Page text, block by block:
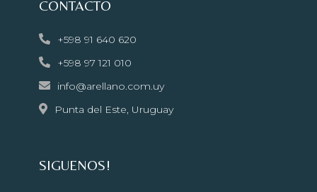
CONTACTO
+598 91 640 620
+598 97 121 010
info@arellano.com.uy
Punta del Este, Uruguay
SIGUENOS!